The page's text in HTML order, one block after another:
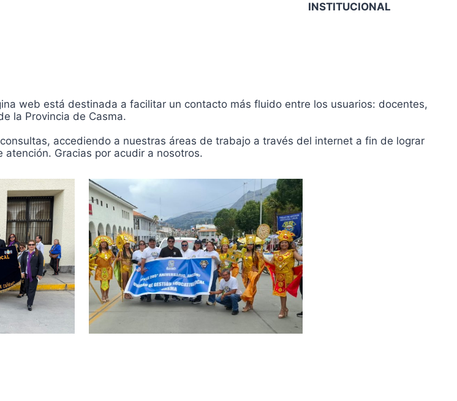
INSTITUCIONAL
web está destinada a facilitar un contacto más fluido entre los usuarios: docentes,
la Provincia de Casma.
accediendo a nuestras áreas de trabajo a través del internet a fin de lograr
Gracias por acudir a nosotros.